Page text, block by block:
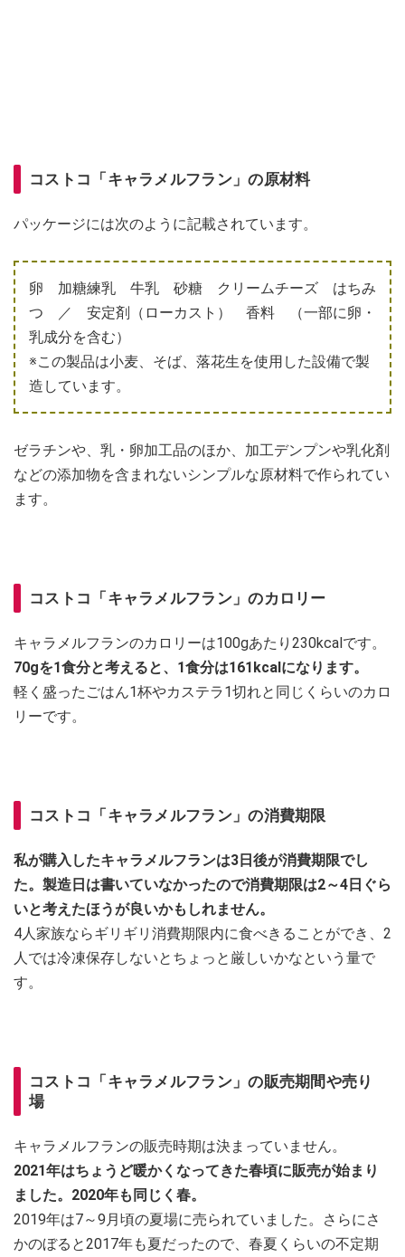
コストコ「キャラメルフラン」の原材料
パッケージには次のように記載されています。
卵 加糖練乳 牛乳 砂糖 クリームチーズ はちみ
つ ／ 安定剤（ローカスト） 香料 （一部に卵・
乳成分を含む）
※この製品は小麦、そば、落花生を使用した設備で製
造しています。
ゼラチンや、乳・卵加工品のほか、加工デンプンや乳化剤
などの添加物を含まれないシンプルな原材料で作られてい
ます。
コストコ「キャラメルフラン」のカロリー
キャラメルフランのカロリーは100gあたり230kcalです。
70gを1食分と考えると、1食分は161kcalになります。
軽く盛ったごはん1杯やカステラ1切れと同じくらいのカロ
リーです。
コストコ「キャラメルフラン」の消費期限
私が購入したキャラメルフランは3日後が消費期限でし
た。製造日は書いていなかったので消費期限は2～4日ぐら
いと考えたほうが良いかもしれません。
4人家族ならギリギリ消費期限内に食べきることができ、2
人では冷凍保存しないとちょっと厳しいかなという量で
す。
コストコ「キャラメルフラン」の販売期間や売り
場
キャラメルフランの販売時期は決まっていません。
2021年はちょうど暖かくなってきた春頃に販売が始まり
ました。2020年も同じく春。
2019年は7～9月頃の夏場に売られていました。さらにさ
かのぼると2017年も夏だったので、春夏くらいの不定期